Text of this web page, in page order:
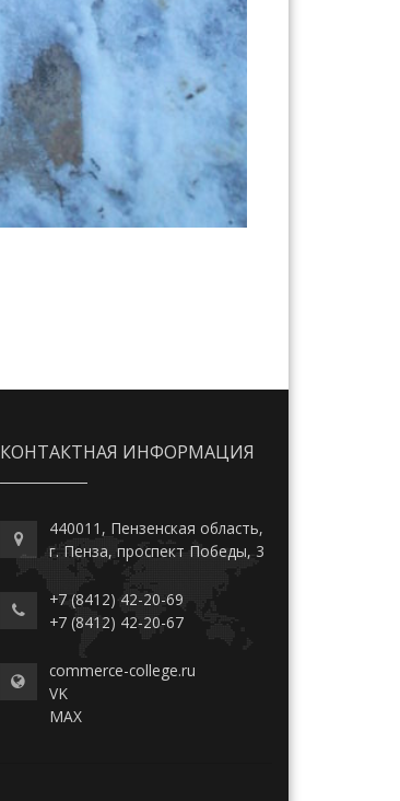
КОНТАКТНАЯ ИНФОРМАЦИЯ
440011, Пензенская область,
г. Пенза, проспект Победы, 3
+7 (8412) 42-20-69
+7 (8412) 42-20-67
commerce-college.ru
VK
MAX